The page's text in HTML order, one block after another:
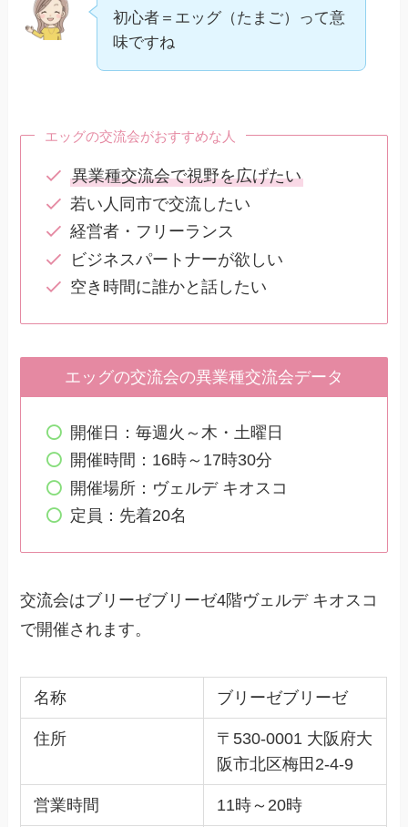
初心者＝エッグ（たまご）って意
味ですね
エッグの交流会がおすすめな人
異業種交流会で視野を広げたい
若い人同市で交流したい
経営者・フリーランス
ビジネスパートナーが欲しい
空き時間に誰かと話したい
エッグの交流会の異業種交流会データ
開催日：毎週火～木・土曜日
開催時間：16時～17時30分
開催場所：ヴェルデ キオスコ
定員：先着20名
交流会はブリーゼブリーゼ4階ヴェルデ キオスコ
で開催されます。
名称 ブリーゼブリーゼ
住所
〒530-0001 大阪府大
阪市北区梅田2-4-9
営業時間 11時～20時